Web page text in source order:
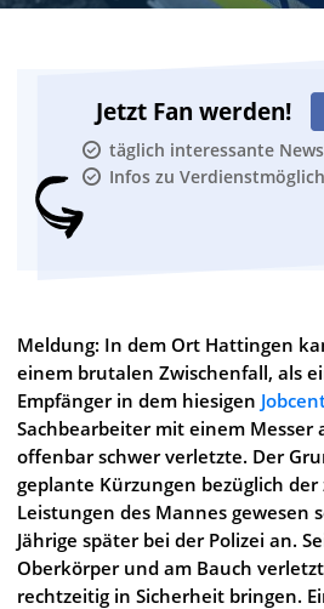
Jetzt Fan werden!
täglich interessante News
Infos zu
Meldung: In dem Ort Hattingen
einem brutalen Zwischenfall, als
Empfänger in dem hiesigen
Sachbearbeiter mit einem Messer
offenbar schwer verletzte. Der
geplante Kürzungen bezüglich
Leistungen des Mannes gewesen
Jährige später bei der Polizei an.
Oberkörper und am Bauch
rechtzeitig in Sicherheit bringen.